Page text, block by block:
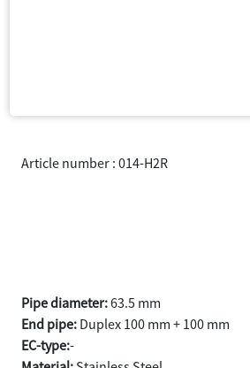
Denna webbplats använder cookies
Article number : 014-H2R
Pipe diameter:63.5 mm
End pipe: Duplex 100 mm + 100 mm
EC-type:-